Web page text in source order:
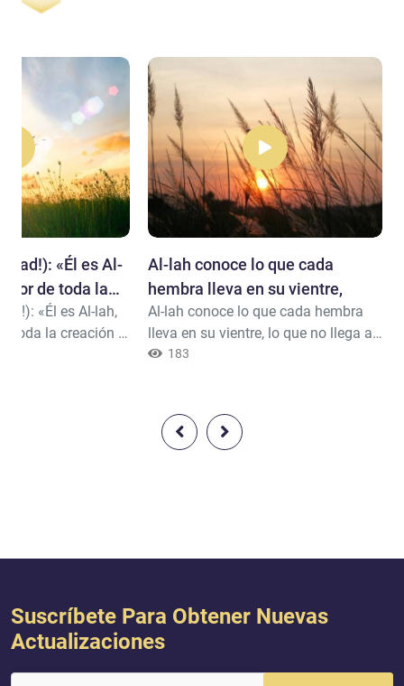
Al-lah conoce lo que cada
hembra lleva en su vientre,
Al-lah conoce lo que cada hembra
lleva en su vientre, lo que no llega a
completarse en el útero y las
medida.Él es el Conocedor del gaib y
de lo manifiesto, y es el más Grande
183
«Él es Al-
de toda la
que merece
«Él es Al-lah,
toda la creación y
Suscríbete Para Obtener Nuevas
Actualizaciones